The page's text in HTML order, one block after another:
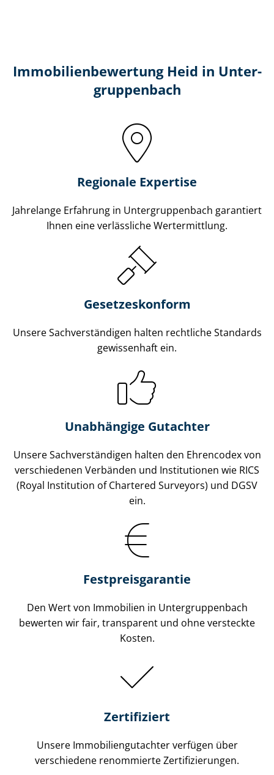
Immobilien­bewertung Heid in Un­ter­
grup­pen­bach
Regionale Expertise
Jahrelange Erfahrung in Un­ter­grup­pen­bach garantiert
Ihnen eine verlässliche Wertermittlung.
Gesetzes­konform
Unsere Sach­ver­stän­di­gen halten rechtliche Standards
gewissenhaft ein.
Unabhängige Gutachter
Unsere Sach­ver­stän­di­gen halten den Ehrencodex von
verschiedenen Verbänden und Institutionen wie RICS
(Royal Institution of Chartered Surveyors) und DGSV
ein.
Festpreis​garantie
Den Wert von Immobilien in Un­ter­grup­pen­bach
bewerten wir fair, transparent und ohne versteckte
Kosten.
Zertifiziert
Unsere Immobilien­gutachter verfügen über
verschiedene renommierte Zer­ti­fi­zie­run­gen.